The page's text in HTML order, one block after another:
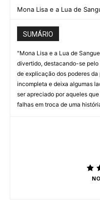
Mona Lisa e a Lua de
SUMÁRIO
"Mona Lisa e a Lua de
divertido, destacando-se
de explicação dos poderes
incompleta e deixa algumas
ser apreciado por aqueles
falhas em troca de uma